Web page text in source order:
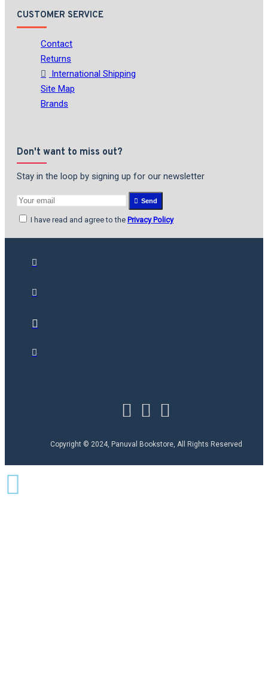
CUSTOMER SERVICE
Contact
Returns
International Shipping
Site Map
Brands
Don't want to miss out?
Stay in the loop by signing up for our newsletter
Send
I have read and agree to the Privacy Policy
Copyright © 2024, Panuval Bookstore, All Rights Reserved